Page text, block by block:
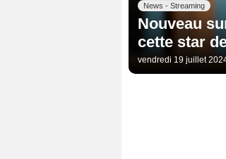
News - Streaming
Nouveau
cette star
vendredi 19 juillet